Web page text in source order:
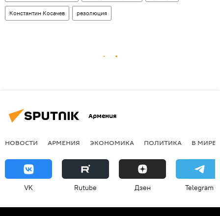
Константин Косачев резолюция
Армения
НОВОСТИ АРМЕНИЯ ЭКОНОМИКА ПОЛИТИКА В МИРЕ
VK Rutube Дзен Telegram